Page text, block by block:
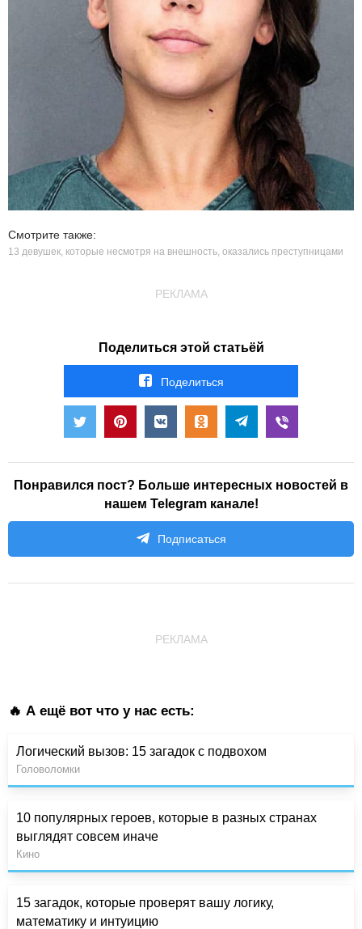
Смотрите также:
13 девушек, которые несмотря на внешность, оказались преступницами
РЕКЛАМА
Поделиться этой статьёй
Поделиться
Понравился пост? Больше интересных новостей в
нашем Telegram канале!
Подписаться
РЕКЛАМА
🔥 А ещё вот что у нас есть:
Логический вызов: 15 загадок с подвохом
Головоломки
10 популярных героев, которые в разных странах
выглядят совсем иначе
Кино
15 загадок, которые проверят вашу логику,
математику и интуицию